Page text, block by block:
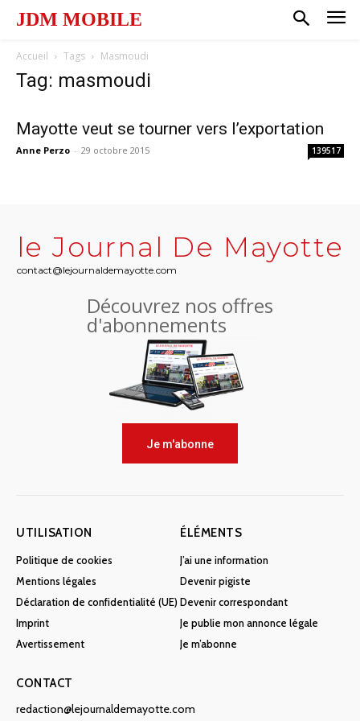
JDM MOBILE
Accueil Tags Masmoudi
Tag: masmoudi
Mayotte veut se tourner vers l’exportation
Anne Perzo - 29 octobre 2015 139517
le Journal De Mayotte
contact@lejournaldemayotte.com
Découvrez nos offres
d'abonnements
Je m'abonne
UTILISATION
Politique de cookies
Mentions légales
Déclaration de confidentialité (UE)
Imprint
Avertissement
ÉLÉMENTS
J’ai une information
Devenir pigiste
Devenir correspondant
Je publie mon annonce légale
Je m’abonne
CONTACT
redaction@lejournaldemayotte.com